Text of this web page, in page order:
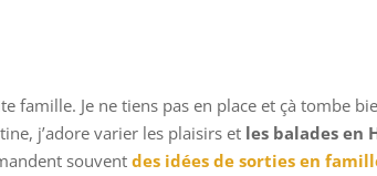
famille. Je ne tiens pas en place et çà tombe
j’adore varier les plaisirs et les balades en
souventdes idées de sorties en